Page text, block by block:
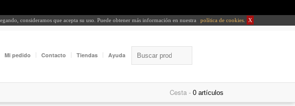
consideramos que acepta su uso. Puede obtener más información en nuestra política de cookies X
Mi pedido Contacto Tiendas Ayuda
Cesta -